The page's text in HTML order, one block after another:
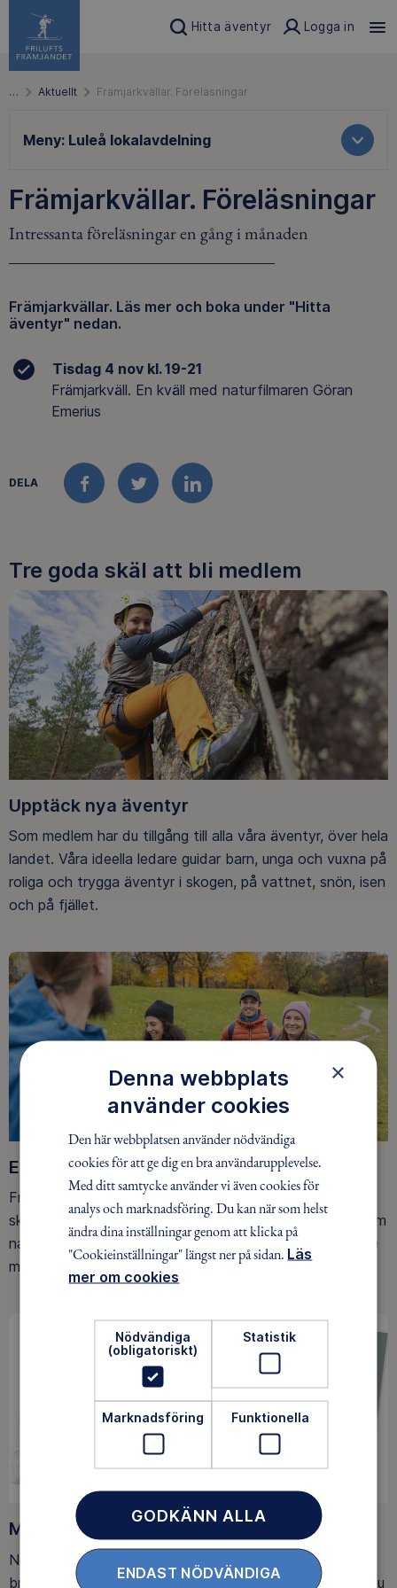
Hitta äventyr Logga in
… Aktuellt Främjarkvällar. Föreläsningar
Meny: Luleå lokalavdelning
Främjarkvällar. Föreläsningar
Intressanta föreläsningar en gång i månaden
Främjarkvällar. Läs mer och boka under "Hitta
äventyr" nedan.
Tisdag 4 nov kl. 19-21
Främjarkväll. En kväll med naturfilmaren Göran
Emerius
DELA
FACEBOOKTWITTERLINKEDIN
Tre goda skäl att bli medlem
Upptäck nya äventyr
Som medlem har du tillgång till alla våra äventyr, över hela
landet. Våra ideella ledare guidar barn, unga och vuxna på
roliga och trygga äventyr i skogen, på vattnet, snön, isen
och på fjället.
Ett friluftsliv för alla
Friluftsfrämjandet arbetar för att så många som möjligt
ska upptäcka den rörelseglädje och de hälsoeffekter som
naturen ger. Som medlem bidrar du också till vårt arbete
med att skydda allemansrätten.
Medlemsförmåner
När du blir medlem får du Magasin Friluftsliv i din
brevlåda, med tips, tester och inspirerande reportage. Du
×
Denna webbplats
använder cookies
Den här webbplatsen använder nödvändiga
cookies för att ge dig en bra användarupplevelse.
Med ditt samtycke använder vi även cookies för
analys och marknadsföring. Du kan när som helst
ändra dina inställningar genom att klicka på
"Cookieinställningar" längst ner på sidan. Läs
mer om cookies
Nödvändiga
(obligatoriskt)
Statistik
Marknadsföring Funktionella
GODKÄNN ALLA
ENDAST NÖDVÄNDIGA